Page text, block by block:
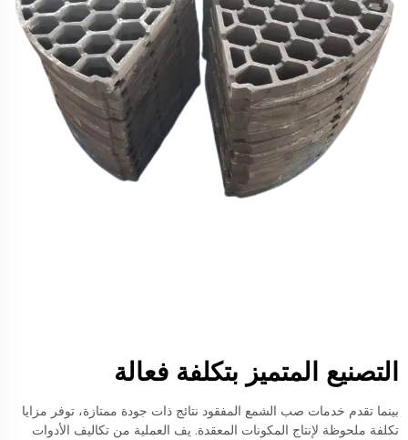
التصنيع المتميز بتكلفة فعالة
بينما تقدم خدمات صب الشمع المفقود نتائج ذات جودة ممتازة، توفر مزايا
تكلفة ملحوظة لإنتاج المكونات المعقدة. يف العملية من تكاليف الأدوات